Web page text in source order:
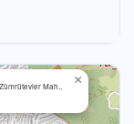
Mah.,
×